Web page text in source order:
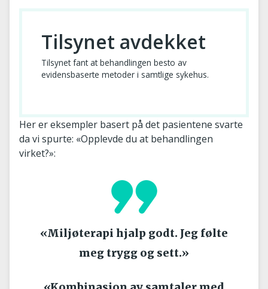
Tilsynet avdekket
Tilsynet fant at behandlingen besto av
evidensbaserte metoder i samtlige sykehus.
Her er eksempler basert på det pasientene svarte
da vi spurte: «Opplevde du at behandlingen
virket?»:
«Miljøterapi hjalp godt. Jeg følte
meg trygg og sett.»